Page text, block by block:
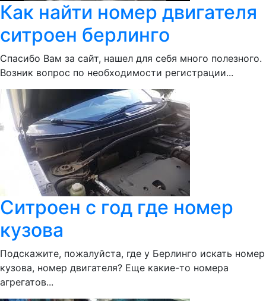
Как найти номер двигателя
ситроен берлинго
Спасибо Вам за сайт, нашел для себя много полезного.
Возник вопрос по необходимости регистрации...
Ситроен с год где номер
кузова
Подскажите, пожалуйста, где у Берлинго искать номер
кузова, номер двигателя? Еще какие-то номера
агрегатов...